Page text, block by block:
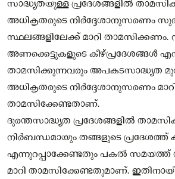
സാദ്ധ്യതയുള്ള പ്രദേശങ്ങളില്‍
അധികൃതരുടെ നിർദ്ദേശാനുസരണം
സ്ഥലങ്ങളിലേക്ക് മാറി താമസിക്കണം.
അണക്കെട്ടുകളുടെ കീഴ്പ്രദേശങ്ങള്‍
താമസിക്കുന്നവരും അപകടസാദ്ധ്യത
അധികൃതരുടെ നിർദ്ദേശാനുസരണം
താമസിക്കേണ്ടതാണ്.
ദുരന്തസാദ്ധ്യത പ്രദേശങ്ങളില്‍
നിർബന്ധമായും തങ്ങളുടെ
എന്നുറപ്പാക്കേണ്ടതും പകല്‍ സമയത്ത്
മാറി താമസിക്കേണ്ടതുമാണ്.